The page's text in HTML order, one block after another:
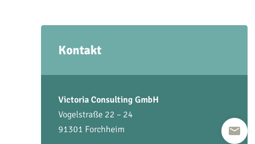
Kontakt
Victoria Consulting GmbH
Vogelstraße 22 – 24
91301 Forchheim